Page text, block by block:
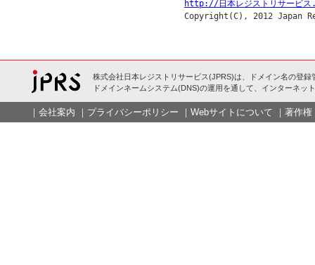
http://日本レジストリサービ
株式会社日本レジストリサービス(JPRS)は、ドメイン名の登録
ドメインネームシステム(DNS)の運用を通して、インターネッ
｜ 会社案内 ｜ プライバシーポリシー ｜ Webサイトについて ｜ 著作権